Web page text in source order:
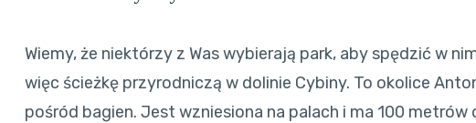
Wiemy, że niektórzy z Was wybierają park, aby spędzić w
więc ścieżkę przyrodniczą w dolinie Cybiny. To okolice
pośród bagien. Jest wzniesiona na palach i ma 100 metrów